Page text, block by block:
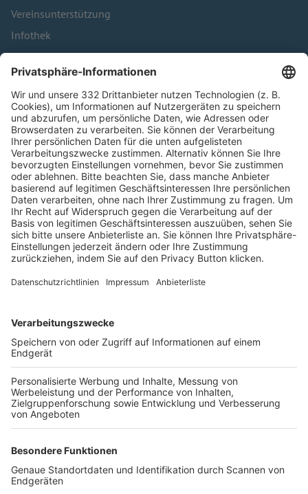
Vereinsunterstützung
Infothek
Kontakt
HÄUFIG BESUCHTE SEITEN
Pässe und Vereinswechsel
Trainerausbildung
Schulungsangebot Vereinsmitarbeiter
BFV-Geschäftsstellen
Trainerbörse
Login SpielPlus
FOLGE DEM BFV
TOP-VEREINE
TOP-PARTNER